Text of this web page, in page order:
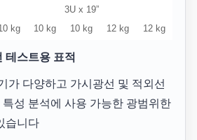
3U x 19”
kg 10 kg 10 kg 12 kg 12 kg
테스트용 표적
가 다양하고 가시광선 및 적외선
성 분석에 사용 가능한 광범위한
습니다